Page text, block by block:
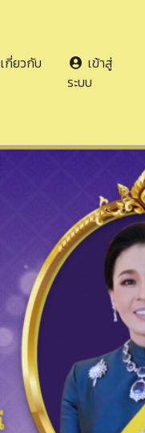
เกี่ยวกับ
เข้าสู่
ระบบ